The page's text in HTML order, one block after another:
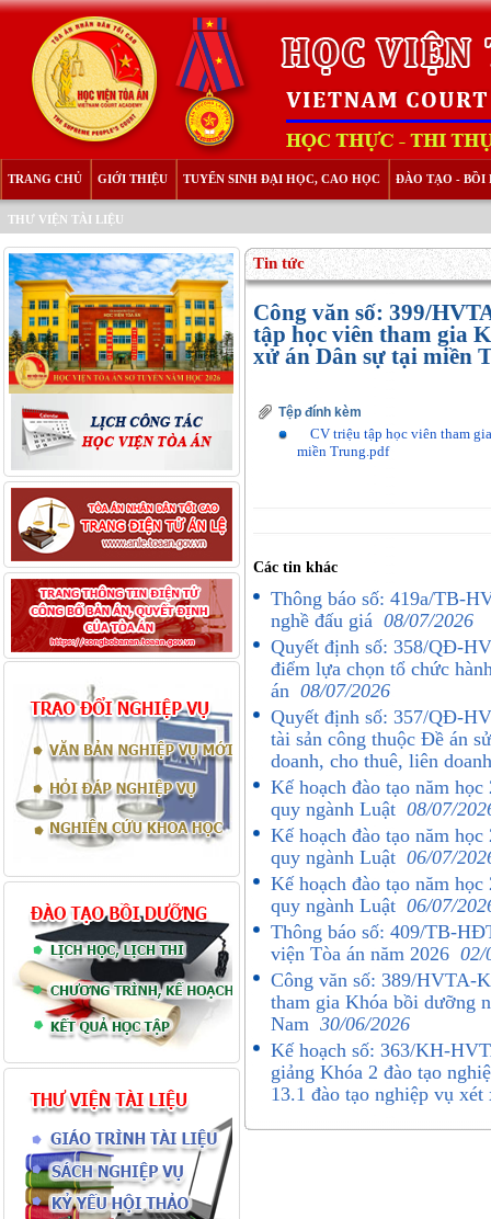
TRANG CHỦ GIỚI THIỆU TUYỂN SINH ĐẠI HỌC, CAO HỌC ĐÀO TẠO - BỒI
THƯ VIỆN TÀI LIỆU
Tin tức
Công văn số: 399/
tập học viên tham gia
xử án Dân sự tại miền
Tệp đính kèm
CV triệu tập học viên tham
miền Trung.pdf
Các tin khác
Thông báo số: 419a/TB-
nghề đấu giá 08/07/2026
Quyết định số: 358/QĐ-
điểm lựa chọn tổ chức
án 08/07/2026
Quyết định số: 357/QĐ-
tài sản công thuộc Đề án
doanh, cho thuê, liên
Kế hoạch đào tạo năm
quy ngành Luật 08/07/
Kế hoạch đào tạo năm
quy ngành Luật 06/07/
Kế hoạch đào tạo năm
quy ngành Luật 06/07/
Thông báo số: 409/TB-
viện Tòa án năm 2026 02/
Công văn số: 389/HVTA-
tham gia Khóa bồi dưỡng
Nam 30/06/2026
Kế hoạch số: 363/KH-
giảng Khóa 2 đào tạo
13.1 đào tạo nghiệp vụ